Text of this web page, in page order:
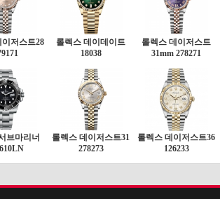
이저스트28
롤렉스 데이데이트
18038
롤렉스 데이저스트
31mm 278271
브마리너
롤렉스 데이저스트31
278273
롤렉스 데이저스트36
126233